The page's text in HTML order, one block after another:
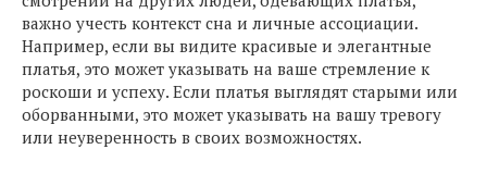
важно учесть контекст сна и личные ассоциации.
Например, если вы видите красивые и элегантные
платья, это может указывать на ваше стремление к
роскоши и успеху. Если платья выглядят старыми или
оборванными, это может указывать на вашу тревогу
или неуверенность в своих возможностях.